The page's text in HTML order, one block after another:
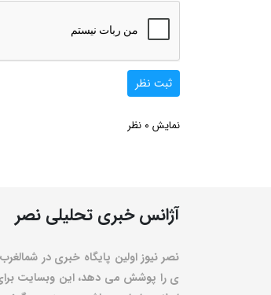
ثبت نظر
نمایش 0 نظر
آژانس خبری تحلیلی نصر
نصر نیوز اولین پایگاه خبری در
ی را پوشش می دهد، این وبسایت برای